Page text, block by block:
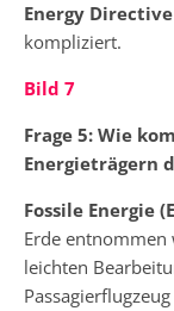
Energy Directive
kompliziert.
Bild 7
Frage 5: Wie
Energieträgern
Fossile Energie
Erde
leichten